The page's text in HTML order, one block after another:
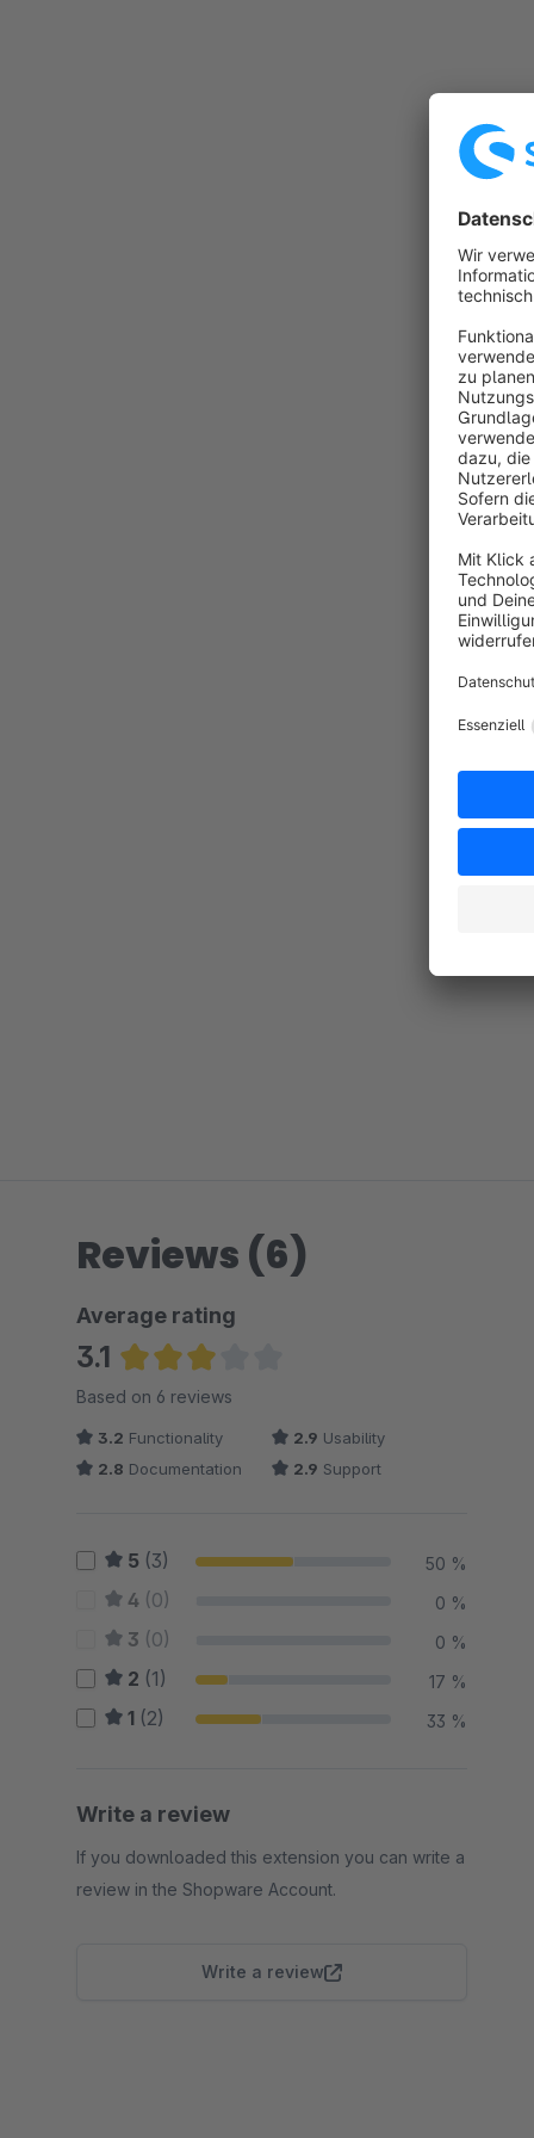
Reviews (6)
Average rating
3.1
Average rating of 3.08 out of 5 stars
Based on 6 reviews
3.2 Functionality 2.9 Usability
2.8 Documentation 2.9 Support
5 (3) 50 %
4 (0) 0 %
3 (0) 0 %
2 (1) 17 %
1 (2) 33 %
Write a review
If you downloaded this extension you can write a
review in the Shopware Account.
Write a review